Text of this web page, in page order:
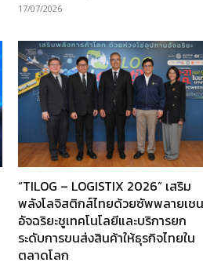
17/07/2026
“TILOG – LOGISTIX 2026” เสริม
พลังโลจิสติกส์ไทยด้วยซัพพลายเชน
อัจฉริยะชูเทคโนโลยีและบริการยก
ระดับการขนส่งสินค้าให้ธุรกิจไทยใน
ตลาดโลก